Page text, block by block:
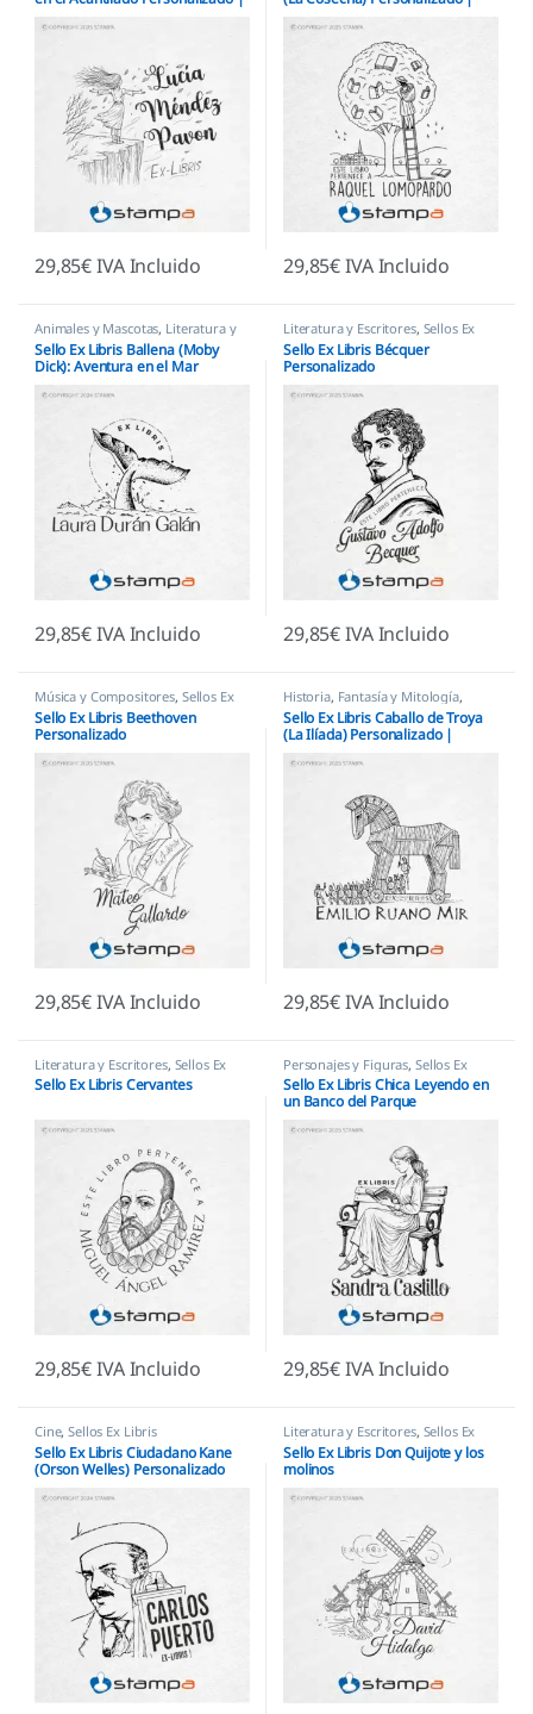
29,85€IVA Incluido
Fantasía Literaria
29,85€IVA Incluido
Animales y Mascotas, Literatura y
Escritores,Sellos Ex Libris
Sello Ex Libris Ballena (Moby
Dick): Aventura en el Mar
29,85€IVA Incluido
Literatura y Escritores, Sellos Ex
Libris
Sello Ex Libris Bécquer
Personalizado
29,85€IVA Incluido
Música y Compositores, Sellos Ex
Libris
Sello Ex Libris Beethoven
Personalizado
29,85€IVA Incluido
Historia, Fantasía y Mitología,
Sellos Ex Libris
Sello Ex Libris Caballo de Troya
(La Ilíada) Personalizado |
29,85€IVA Incluido
Literatura y Escritores, Sellos Ex
Libris
Sello Ex Libris Cervantes
29,85€IVA Incluido
Personajes y Figuras, Sellos Ex
Libris
Sello Ex Libris Chica Leyendo en
un Banco del Parque
Personalizado
29,85€IVA Incluido
Cine,Sellos Ex Libris
Sello Ex Libris Ciudadano Kane
(Orson Welles) Personalizado
Literatura y Escritores, Sellos Ex
Libris
Sello Ex Libris Don Quijote y los
molinos